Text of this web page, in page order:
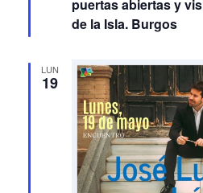
puertas abiertas y
de la Isla. Burgos
LUN
19